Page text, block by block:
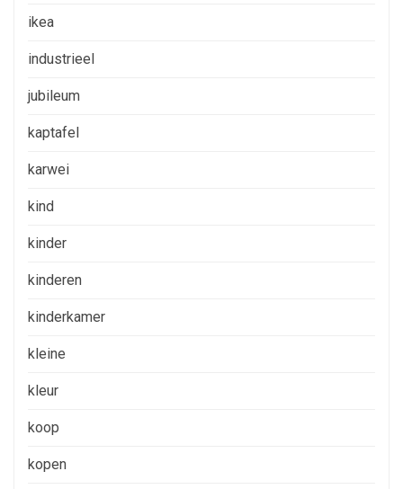
ikea
industrieel
jubileum
kaptafel
karwei
kind
kinder
kinderen
kinderkamer
kleine
kleur
koop
kopen